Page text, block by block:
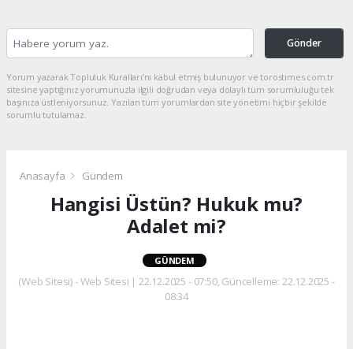
Gönder
Yorum yazarak Topluluk Kuralları’nı kabul etmiş bulunuyor ve torostimes.com.tr
sitesine yaptığınız yorumunuzla ilgili doğrudan veya dolaylı tüm sorumluluğu tek
başınıza üstleniyorsunuz. Yazılan tüm yorumlardan site yönetimi hiçbir şekilde
sorumlu tutulamaz.
Anasayfa Gündem
Hangisi Üstün? Hukuk mu?
Adalet mi?
GÜNDEM
(Web Sitesi) - Web Sitesi | 22.12.2025 - 07:50, Güncelleme: 22.12.2025 -
08:34